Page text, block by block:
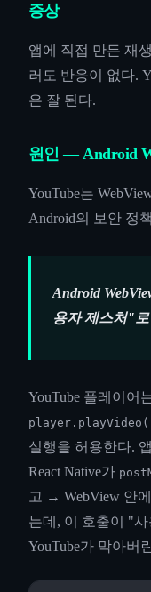
증상
앱에 직접 만든 재
러도 반응이 없다.
은 잘 된다.
원인 — Android
YouTube는
Android의 보안 정
Android
용자 제스처"
YouTube 플레이어
실행을 허용한다.
React Native가
고 → WebView 안
는데, 이 호출이 "
YouTube가 막아버